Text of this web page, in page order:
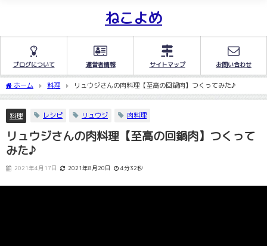
ねこよめ
ブログについて 運営者情報 サイトマップ お問い合わせ
ホーム 料理 リュウジさんの肉料理【至高の回鍋肉】つくってみた♪
料理 レシピ リュウジ 肉料理
リュウジさんの肉料理【至高の回鍋肉】つくって
みた♪
2021年4月17日 2021年8月20日 4分32秒